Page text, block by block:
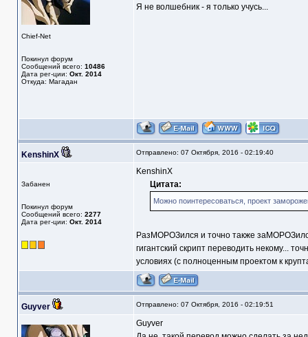
Chief-Net
Покинул форум
Сообщений всего: 10486
Дата рег-ции: Окт. 2014
Откуда: Магадан
Я не волшебник - я только учусь...
KenshinX Отправлено: 07 Октября, 2016 - 02:19:40
Забанен
Покинул форум
Сообщений всего: 2277
Дата рег-ции: Окт. 2014
KenshinX
Цитата:
Можно поинтересоваться, проект
РазМОРОЗился и точно также
гигантский скрипт переводить некому...
условиях (с полноценным проектом к
Guyver Отправлено: 07 Октября, 2016 - 02:19:51
Guyver